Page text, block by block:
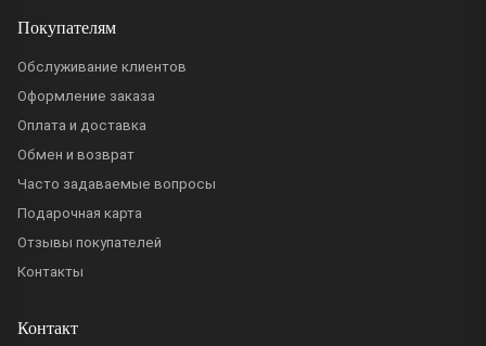
Покупателям
Обслуживание клиентов
Оформление заказа
Оплата и доставка
Обмен и возврат
Часто задаваемые вопросы
Подарочная карта
Отзывы покупателей
Контакты
Контакт